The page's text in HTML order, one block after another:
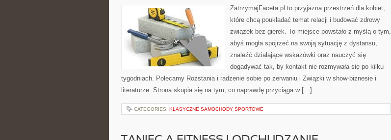
ŚLUBIE
ZatrzymajFaceta.pl to przyjazna przestrzeń dla kobiet,
które chcą poukładać temat relacji i budować zdrowy
związek bez gierek. To miejsce powstało z myślą o tym,
abyś mogła spojrzeć na swoją sytuację z dystansu,
znaleźć działające wskazówki oraz nauczyć się
dogadywać tak, by kontakt nie rozmywała się po kilku
tygodniach. Polecamy Rozstania i radzenie sobie po zerwaniu i Związki w show-biznesie i
literaturze. Strona skupia się na tym, co naprawdę przyciąga w […]
CATEGORIES: KLASYCZNE SAMOCHODY SPORTOWE